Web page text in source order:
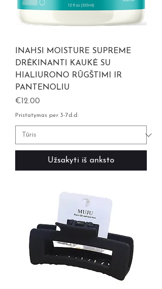
INAHSI MOISTURE SUPREME
DRĖKINANTI KAUKĖ SU
HIALIURONO RŪGŠTIMI IR
PANTENOLIU
Kaina
€12.00
Pristatymas per 3-7d.d.
Užsakyti iš anksto